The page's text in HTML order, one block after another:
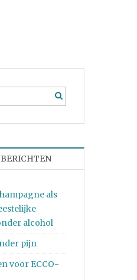
als
alcohol
pijn
voor ECCO-